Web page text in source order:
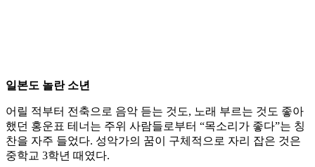
일본도 놀란 소년
어릴 적부터 전축으로 음악 듣는 것도, 노래 부르는 것도 좋아
했던 홍운표 테너는 주위 사람들로부터 “목소리가 좋다”는 칭
찬을 자주 들었다. 성악가의 꿈이 구체적으로 자리 잡은 것은
중학교 3학년 때였다.